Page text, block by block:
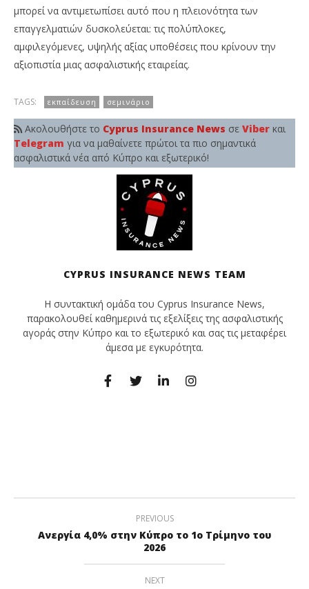
μπορεί να αντιμετωπίσει αυτό που η πλειονότητα των
επαγγελματιών δυσκολεύεται: τις πολύπλοκες,
αμφιλεγόμενες, υψηλής αξίας υποθέσεις που κρίνουν την
αξιοπιστία μιας ασφαλιστικής εταιρείας.
TAGS: εκπαίδευση σεμινάριο
Ακολουθήστε το Cyprus Insurance News σε Viber και
Telegram για να μαθαίνετε πρώτοι τα πιο σημαντικά
ασφαλιστικά νέα από Κύπρο και εξωτερικό!
CYPRUS INSURANCE NEWS TEAM
Η συντακτική ομάδα του Cyprus Insurance News,
παρακολουθεί καθημερινά τις εξελίξεις της ασφαλιστικής
αγοράς στην Κύπρο και το εξωτερικό και σας τις μεταφέρει
άμεσα με εγκυρότητα.
PREVIOUS
Ανεργία 4,0% στην Κύπρο το 1ο Τρίμηνο του
2026
NEXT